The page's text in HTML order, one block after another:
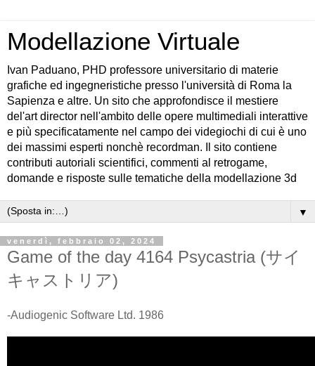
Modellazione Virtuale
Ivan Paduano, PHD professore universitario di materie
grafiche ed ingegneristiche presso l'università di Roma la
Sapienza e altre. Un sito che approfondisce il mestiere
del'art director nell'ambito delle opere multimediali interattive
e più specificatamente nel campo dei videgiochi di cui è uno
dei massimi esperti nonchè recordman. Il sito contiene
contributi autoriali scientifici, commenti al retrogame,
domande e risposte sulle tematiche della modellazione 3d
▼
venerdì, febbraio 02, 2024
Game of the day 4164 Psycastria (サイ
キャストリア)
-Audiogenic Software Ltd. 1986